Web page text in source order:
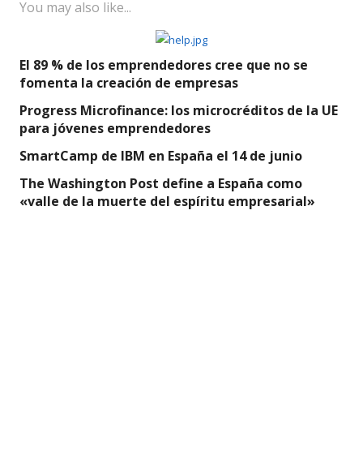
You may also like...
El 89 % de los emprendedores cree que no se
fomenta la creación de empresas
Progress Microfinance: los microcréditos de la UE
para jóvenes emprendedores
SmartCamp de IBM en España el 14 de junio
The Washington Post define a España como
«valle de la muerte del espíritu empresarial»